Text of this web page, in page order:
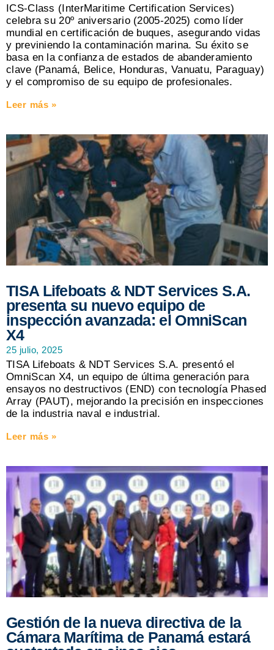
ICS-Class (InterMaritime Certification Services)
celebra su 20º aniversario (2005-2025) como líder
mundial en certificación de buques, asegurando vidas
y previniendo la contaminación marina. Su éxito se
basa en la confianza de estados de abanderamiento
clave (Panamá, Belice, Honduras, Vanuatu, Paraguay)
y el compromiso de su equipo de profesionales.
Leer más »
TISA Lifeboats & NDT Services S.A.
presenta su nuevo equipo de
inspección avanzada: el OmniScan
X4
25 julio, 2025
TISA Lifeboats & NDT Services S.A. presentó el
OmniScan X4, un equipo de última generación para
ensayos no destructivos (END) con tecnología Phased
Array (PAUT), mejorando la precisión en inspecciones
de la industria naval e industrial.
Leer más »
Gestión de la nueva directiva de la
Cámara Marítima de Panamá estará